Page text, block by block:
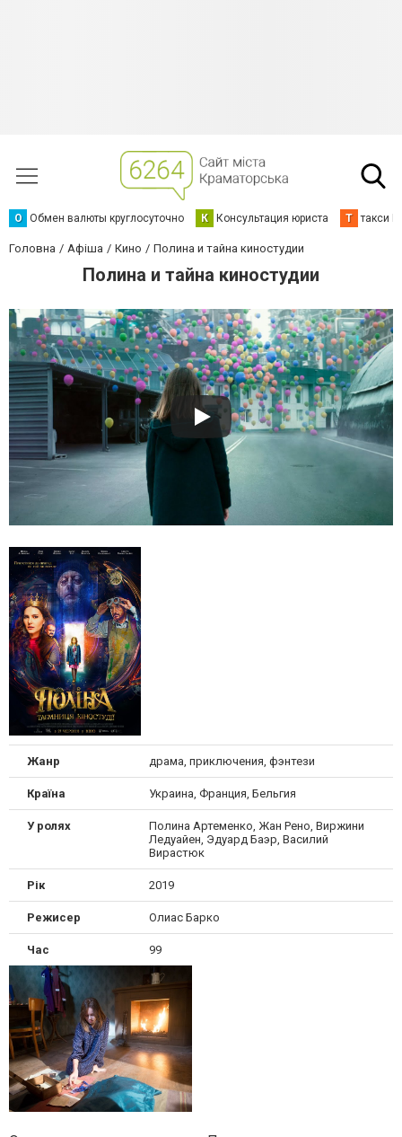
О Обмен валюты круглосуточно К Консультация юриста Т такси
Головна Афіша Кино Полина и тайна киностудии
Полина и тайна киностудии
Жанр драма, приключения, фэнтези
Країна Украина, Франция, Бельгия
У ролях
Полина Артеменко, Жан Рено, Виржини
Ледуайен, Эдуард Баэр, Василий
Вирастюк
Рік 2019
Режисер Олиас Барко
Час 99